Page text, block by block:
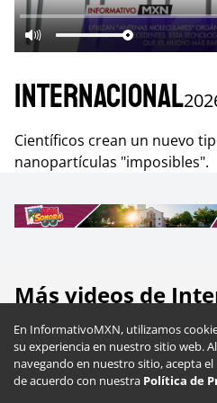
En InformativoMXN, utilizamos
su experiencia en nuestro sitio web.
navegando en nuestro sitio, acepta el
de acuerdo con nuestra Política de
Internacional
Científicos crean un nuevo
nanopartículas "imposibles".
Más videos de